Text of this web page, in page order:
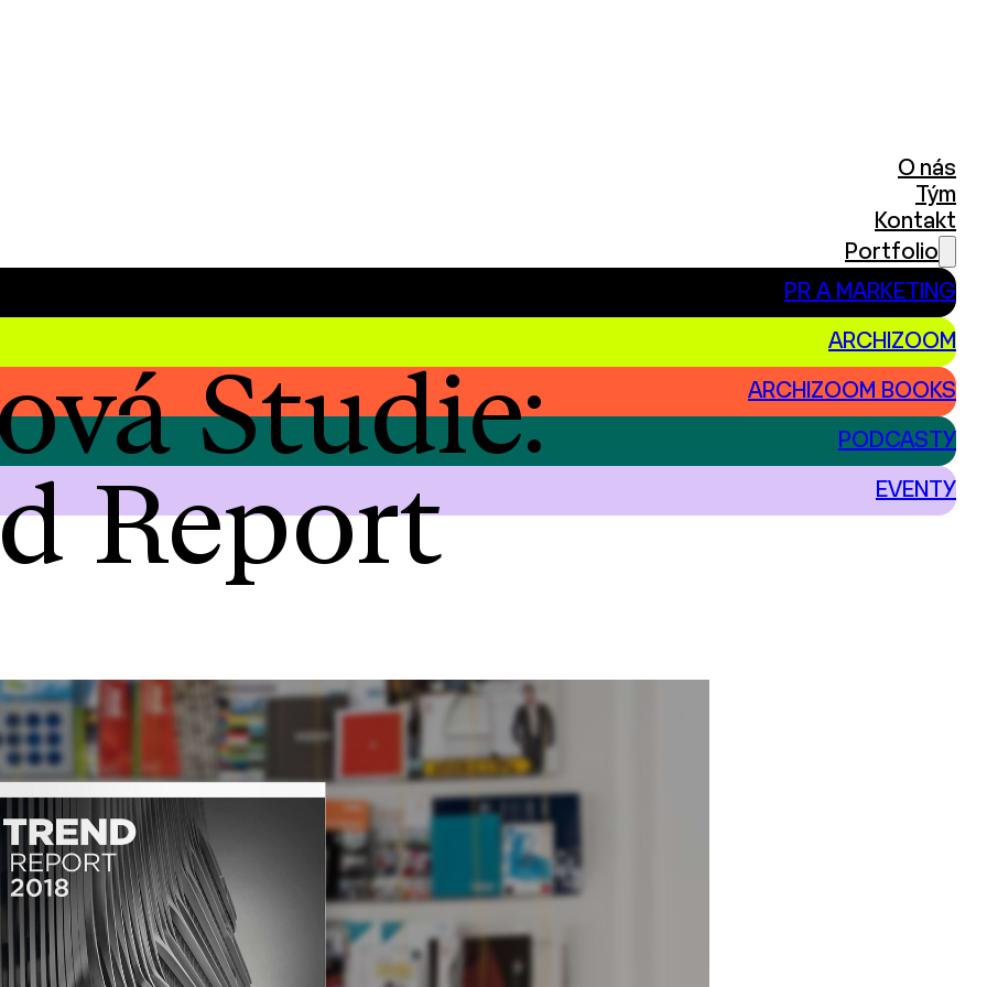
O nás
Tým
Kontakt
Portfolio
PR A MARKETING
ARCHIZOOM
ARCHIZOOM BOOKS
PODCASTY
EVENTY
Studie:
Report